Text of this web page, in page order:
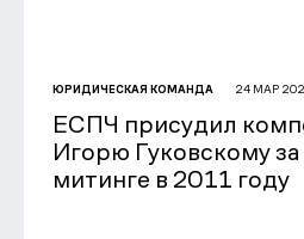
ЮРИДИЧЕСКАЯ КОМАНДА 24 МАР
ЕСПЧ присудил
Игорю Гуковскому за
митинге в 2011 году